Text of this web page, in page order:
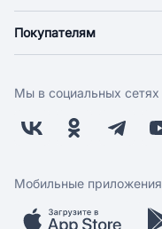
Новости
Поставщикам
Заводчикам
Обратная связь
Покупателям
Оплата
Бонусная программа
Скидки и акции
Мобильное приложение
Мы в социальных сетях
Мобильные приложения